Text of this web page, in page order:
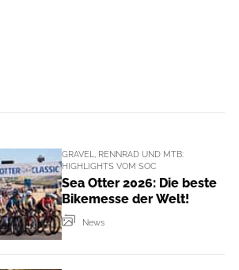
GRAVEL, RENNRAD UND MTB:
HIGHLIGHTS VOM SOC
Sea Otter 2026: Die beste
Bikemesse der Welt!
News